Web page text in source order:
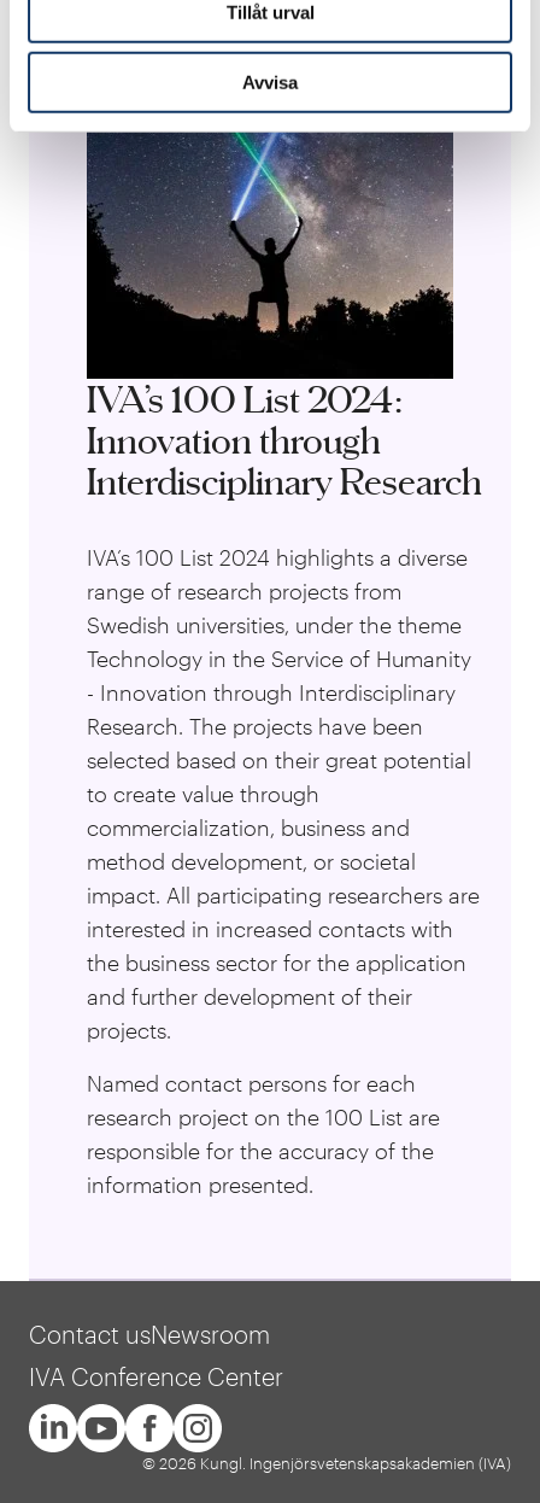
Tillåt urval
Avvisa
IVA’s 100 List 2024:
Innovation through
Interdisciplinary Research
IVA’s 100 List 2024 highlights a diverse
range of research projects from
Swedish universities, under the theme
Technology in the Service of Humanity
- Innovation through Interdisciplinary
Research. The projects have been
selected based on their great potential
to create value through
commercialization, business and
method development, or societal
impact. All participating researchers are
interested in increased contacts with
the business sector for the application
and further development of their
projects.
Named contact persons for each
research project on the 100 List are
responsible for the accuracy of the
information presented.
Contact usNewsroom
IVA Conference Center
© 2026 Kungl. Ingenjörsvetenskapsakademien (IVA)